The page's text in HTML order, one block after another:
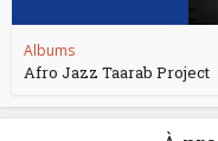
Albums
Afro Jazz Taarab Project